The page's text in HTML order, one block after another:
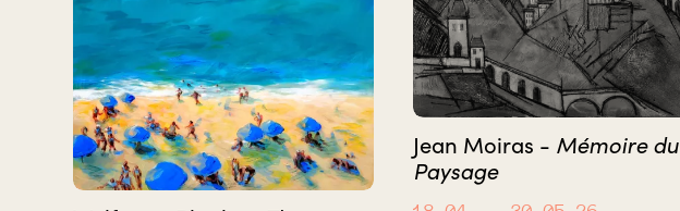
Jean Moiras - Mémoire du
Paysage